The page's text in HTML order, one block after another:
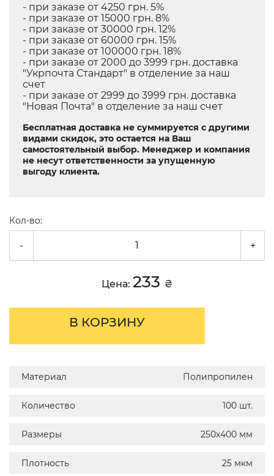
- при заказе от 4250 грн. 5%
- при заказе от 15000 грн. 8%
- при заказе от 30000 грн. 12%
- при заказе от 60000 грн. 15%
- при заказе от 100000 грн. 18%
- при заказе от 2000 до 3999 грн. доставка
"Укрпочта Стандарт" в отделение за наш
счет
- при заказе от 2999 до 3999 грн. доставка
"Новая Почта" в отделение за наш счет
Бесплатная доставка не суммируется с другими
видами скидок, это остается на Ваш
самостоятельный выбор. Менеджер и компания
не несут ответственности за упущенную
выгоду клиента.
Кол-во:
- +
Цена: 233 ₴
В КОРЗИНУ
Материал Полипропилен
Количество 100 шт.
Размеры 250х400 мм
Плотность 25 мкм